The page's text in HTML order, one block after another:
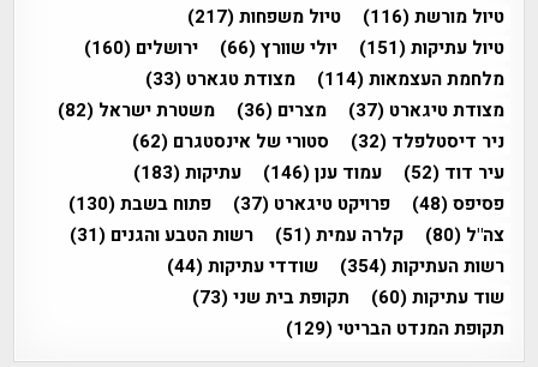
טיול מורשת(116) טיול משפחות(217)
טיול עתיקות(151) יולי שוורץ(66) ירושלים (160)
מלחמת העצמאות(114) מצודת טגארט (33)
מצודת טיגארט (37) מצרים (36) משטרת ישראל (82)
ניר דיסטלפלד (32) סטורי של אינסטגרם (62)
עיר דוד (52) עמוד ענן(146) עתיקות(183)
פסיפס(48) פרויקט טיגארט (37) פתוח בשבת(130)
צה"ל (80) קלרה עמית(51) רשות הטבע והגנים (31)
רשות העתיקות(354) שודדי עתיקות(44)
שוד עתיקות(60) תקופת בית שני(73)
תקופת המנדט הבריטי(129)